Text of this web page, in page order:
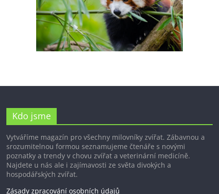
Kdo jsme
Vytváříme magazín pro všechny milovníky zvířat. Zábavnou a
srozumitelnou formou seznamujeme čtenáře s novými
poznatky a trendy v chovu zvířat a veterinární medicíně.
Najdete u nás ale i zajímavosti ze světa divokých a
hospodářských zvířat.
Zásady zpracování osobních údajů